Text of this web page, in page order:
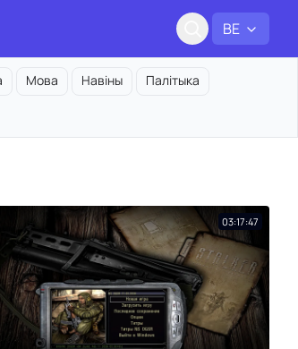
BE
Мова Навіны
Палітыка
03:17:47